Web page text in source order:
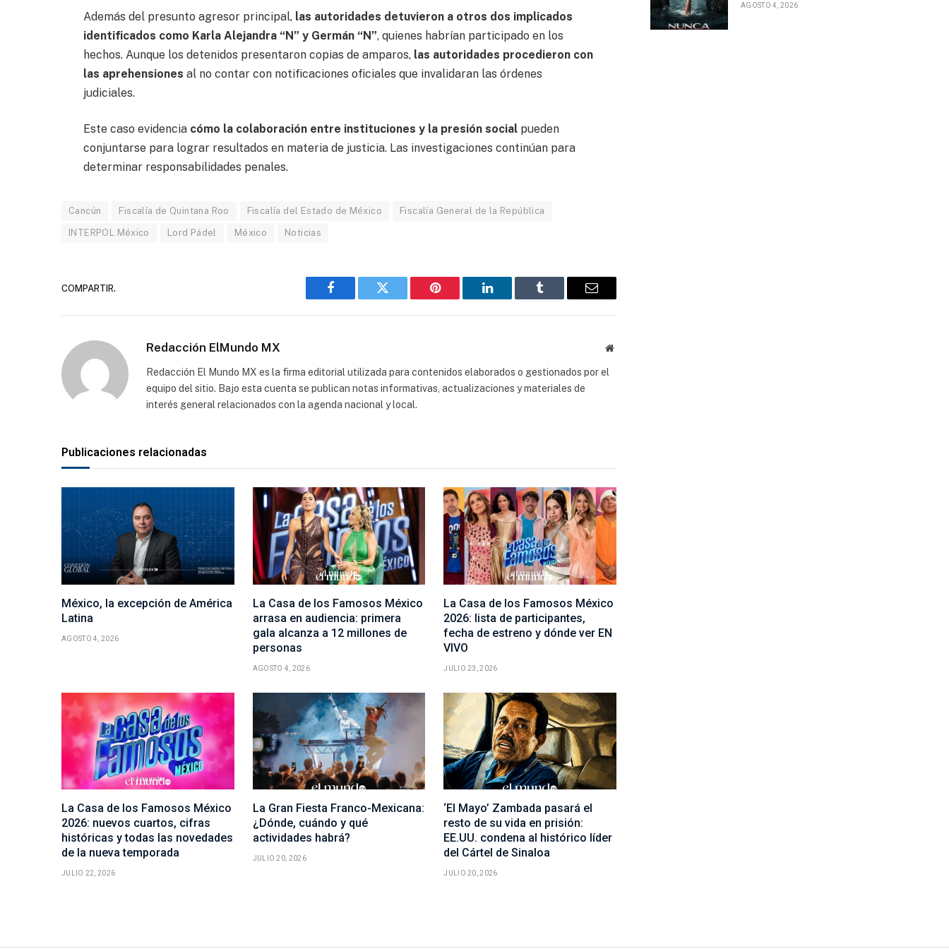
Además del presunto agresor principal, las autoridades detuvieron a otros dos implicados
identificados como Karla Alejandra “N” y Germán “N”, quienes habrían participado en los
hechos. Aunque los detenidos presentaron copias de amparos, las autoridades procedieron con
las aprehensiones al no contar con notificaciones oficiales que invalidaran las órdenes
judiciales.
Este caso evidencia cómo la colaboración entre instituciones y la presión social pueden
conjuntarse para lograr resultados en materia de justicia. Las investigaciones continúan para
determinar responsabilidades penales.
Cancún Fiscalía de Quintana Roo Fiscalía del Estado de México Fiscalía General de la República
INTERPOL México Lord Pádel México Noticias
COMPARTIR.
Facebook Gorjeo Pinterest LinkedIn Tumblr
Correo
Redacción ElMundo MX
Sitio
Redacción El Mundo MX es la firma editorial utilizada para contenidos elaborados o gestionados por el
equipo del sitio. Bajo esta cuenta se publican notas informativas, actualizaciones y materiales de
interés general relacionados con la agenda nacional y local.
Publicaciones relacionadas
México, la excepción de América
Latina
AGOSTO 4, 2026
La Casa de los Famosos México
arrasa en audiencia: primera
gala alcanza a 12 millones de
personas
AGOSTO 4, 2026
La Casa de los Famosos México
2026: lista de participantes,
fecha de estreno y dónde ver EN
VIVO
JULIO 23, 2026
La Casa de los Famosos México
2026: nuevos cuartos, cifras
históricas y todas las novedades
de la nueva temporada
JULIO 22, 2026
La Gran Fiesta Franco-Mexicana:
¿Dónde, cuándo y qué
actividades habrá?
JULIO 20, 2026
‘El Mayo’ Zambada pasará el
resto de su vida en prisión:
EE.UU. condena al histórico líder
del Cártel de Sinaloa
JULIO 20, 2026
AGOSTO 4, 2026